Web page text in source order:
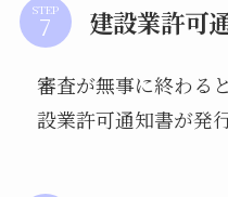
STEP 建設業許可
審査が無事に終わる
設業許可通知書が発